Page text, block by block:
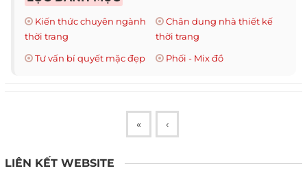
Kiến thức chuyên ngành
thời trang
Chân dung nhà thiết kế
thời trang
Tư vấn bí quyết mặc đẹp
Phối - Mix đồ
« ‹
LIÊN KẾT WEBSITE